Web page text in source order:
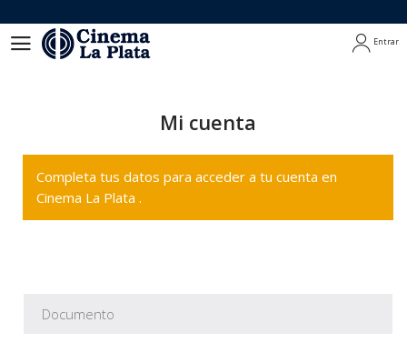
Entrar
Mi cuenta
Completa tus datos para acceder a tu cuenta en
Cinema La Plata .